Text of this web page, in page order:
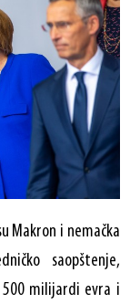
Makron i nemačka
saopštenje,
500 milijardi evra i